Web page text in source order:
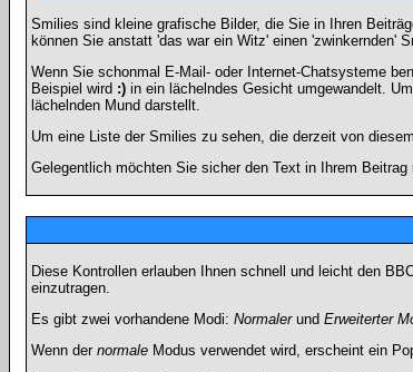
Smilies sind kleine grafische Bilder, die Sie in Ihren
können Sie anstatt 'das war ein Witz' einen 'zwinkernden'
Wenn Sie schonmal E-Mail- oder Internet-Chatsysteme
Beispiel wird :)in ein lächelndes Gesicht umgewandelt.
lächelnden Mund darstellt.
Um eine Liste der Smilies zu sehen, die derzeit von
Gelegentlich möchten Sie sicher den Text in Ihrem
Diese Kontrollen erlauben Ihnen schnell und leicht den
einzutragen.
Es gibt zwei vorhandene Modi: Normalerund Erweiterter
Wenn der normaleModus verwendet wird, erscheint ein